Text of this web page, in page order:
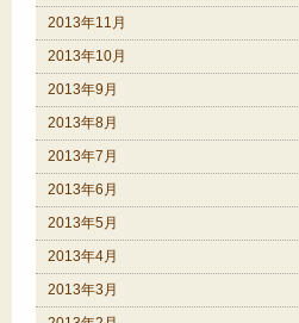
2013年11月
2013年10月
2013年9月
2013年8月
2013年7月
2013年6月
2013年5月
2013年4月
2013年3月